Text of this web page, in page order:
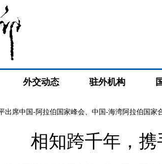
外交动态 驻外机构
出席中国-阿拉伯国家峰会、中国-海湾阿拉伯国家
相知跨千年，